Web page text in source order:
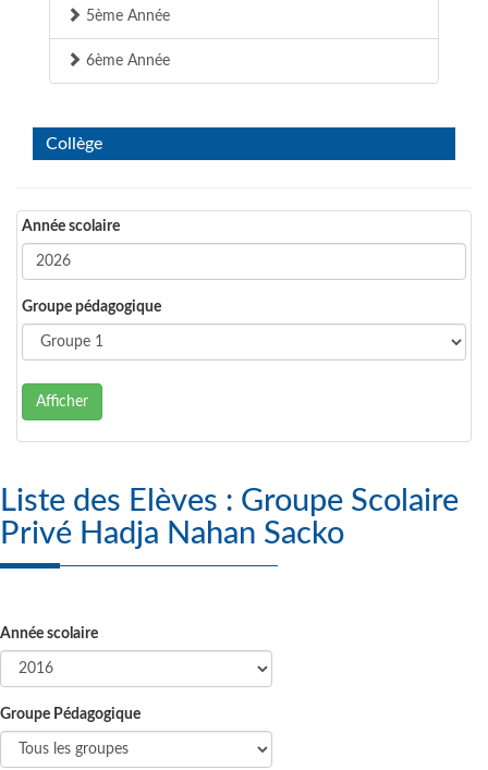
5ème Année
6ème Année
Collège
Année scolaire
Groupe pédagogique
Afficher
Liste des Elèves : Groupe Scolaire
Privé Hadja Nahan Sacko
Année scolaire
Groupe Pédagogique